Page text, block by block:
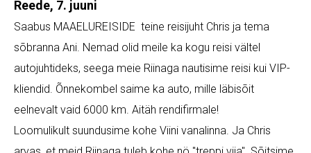
Reede, 7. juuni
Saabus MAAELUREISIDE teine reisijuht Chris ja tema
sõbranna Ani. Nemad olid meile ka kogu reisi vältel
autojuhtideks, seega meie Riinaga nautisime reisi kui VIP-
kliendid. Õnnekombel saime ka auto, mille läbisõit
eelnevalt vaid 6000 km. Aitäh rendifirmale!
Loomulikult suundusime kohe Viini vanalinna. Ja Chris